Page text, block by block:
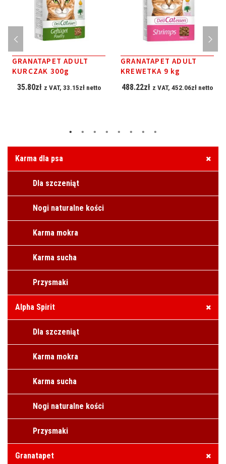
GRANATAPET ADULT
KURCZAK 300g
35.80zł z VAT, 33.15złnetto
GRANATAPET ADULT
KREWETKA 9 kg
488.22zł z VAT, 452.06zł netto
Karma dla psa
Dla szczeniąt
Nogi naturalne kości
Karma mokra
Karma sucha
Przysmaki
Alpha Spirit
Dla szczeniąt
Karma mokra
Karma sucha
Nogi naturalne kości
Przysmaki
Granatapet